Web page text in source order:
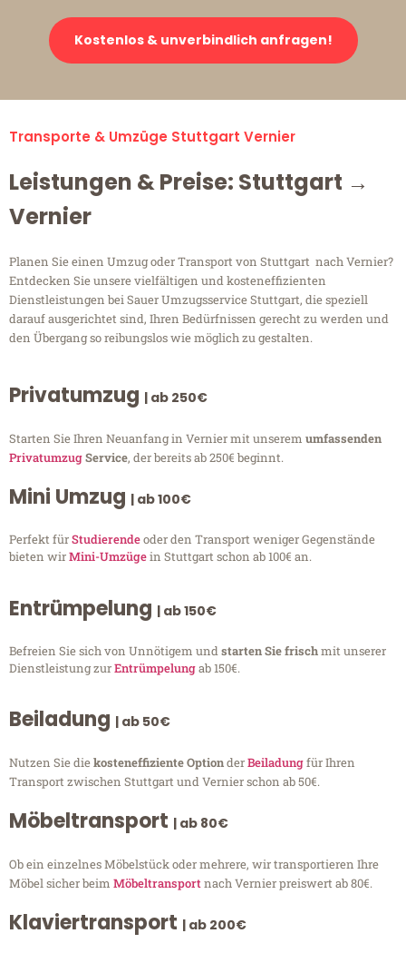
Kostenlos & unverbindlich anfragen!
Transporte & Umzüge Stuttgart Vernier
Leistungen & Preise: Stuttgart →
Vernier
Planen Sie einen Umzug oder Transport von Stuttgart nach Vernier?
Entdecken Sie unsere vielfältigen und kosteneffizienten
Dienstleistungen bei Sauer Umzugsservice Stuttgart, die speziell
darauf ausgerichtet sind, Ihren Bedürfnissen gerecht zu werden und
den Übergang so reibungslos wie möglich zu gestalten.
Privatumzug | ab 250€
Starten Sie Ihren Neuanfang in Vernier mit unserem umfassenden
PrivatumzugService, der bereits ab 250€ beginnt.
Mini Umzug | ab 100€
Perfekt fürStudierendeoder den Transport weniger Gegenstände
bieten wirMini-Umzügein Stuttgart schon ab 100€ an.
Entrümpelung | ab 150€
Befreien Sie sich von Unnötigem undstarten Sie frischmit unserer
Dienstleistung zurEntrümpelungab 150€.
Beiladung | ab 50€
Nutzen Sie diekosteneffiziente OptionderBeiladungfür Ihren
Transport zwischen Stuttgart und Vernier schon ab 50€.
Möbeltransport | ab 80€
Ob ein einzelnes Möbelstück oder mehrere, wir transportieren Ihre
Möbel sicher beim Möbeltransportnach Vernier preiswert ab 80€.
Klaviertransport | ab 200€